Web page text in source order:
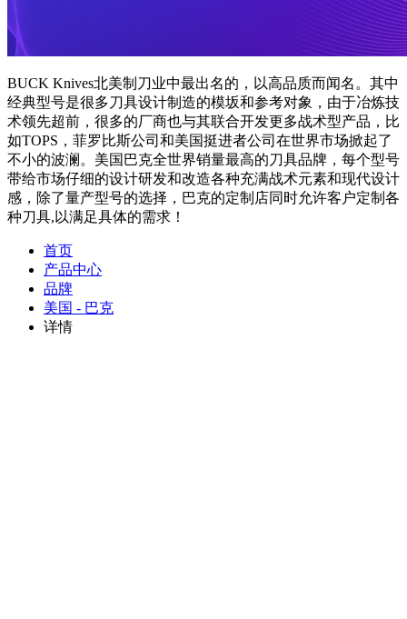
BUCK Knives北美制刀业中最出名的，以高品质而闻名。其中
经典型号是很多刀具设计制造的模坂和参考对象，由于冶炼技
术领先超前，很多的厂商也与其联合开发更多战术型产品，比
如TOPS，菲罗比斯公司和美国挺进者公司在世界市场掀起了
不小的波澜。美国巴克全世界销量最高的刀具品牌，每个型号
带给市场仔细的设计研发和改造各种充满战术元素和现代设计
感，除了量产型号的选择，巴克的定制店同时允许客户定制各
种刀具,以满足具体的需求！
首页
产品中心
品牌
美国 - 巴克
详情